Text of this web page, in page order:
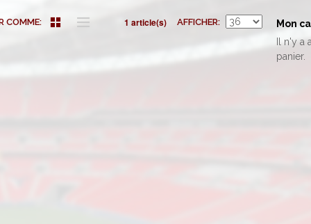
COMME 1 article(s) AFFICHER
Mon
Il n'y
panier.